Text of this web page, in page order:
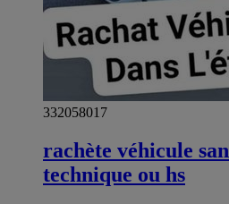
332058017
rachète véhicule
technique ou hs